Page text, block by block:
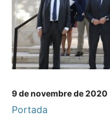
9 de novembre de 2020
Portada